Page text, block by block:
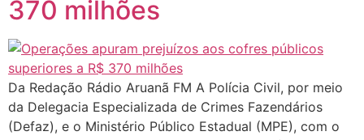
370 milhões
Da Redação Rádio Aruanã FM A Polícia Civil, por meio
da Delegacia Especializada de Crimes Fazendários
(Defaz), e o Ministério Público Estadual (MPE), com o